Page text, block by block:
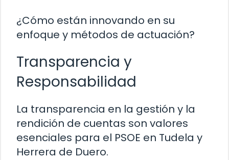
¿Cómo están innovando en su
enfoque y métodos de actuación?
Transparencia y
Responsabilidad
La transparencia en la gestión y la
rendición de cuentas son valores
esenciales para el PSOE en Tudela y
Herrera de Duero.